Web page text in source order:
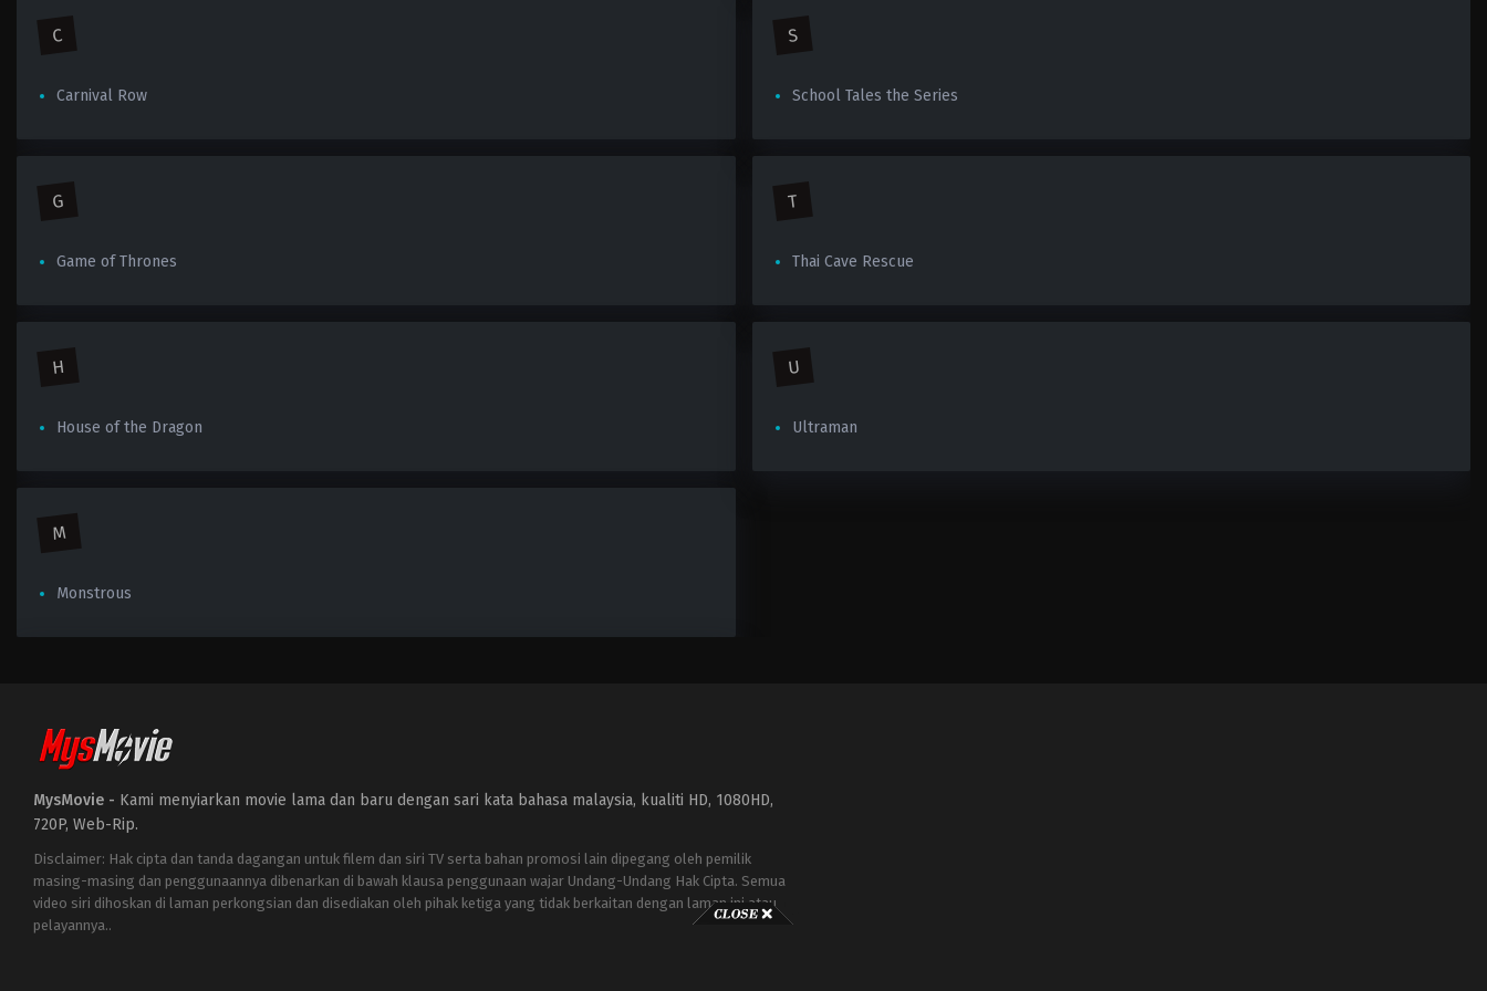
C
Carnival Row
G
Game of Thrones
H
House of the Dragon
M
Monstrous
S
School Tales the Series
T
Thai Cave Rescue
U
Ultraman
MysMovie - Kami menyiarkan movie lama dan baru dengan sari kata bahasa malaysia, kualiti HD, 1080HD,
720P, Web-Rip.
Disclaimer: Hak cipta dan tanda dagangan untuk filem dan siri TV serta bahan promosi lain dipegang oleh pemilik
masing-masing dan penggunaannya dibenarkan di bawah klausa penggunaan wajar Undang-Undang Hak Cipta. Semua
video siri dihoskan di laman perkongsian dan disediakan oleh pihak ketiga yang tidak berkaitan dengan laman ini atau
pelayannya..